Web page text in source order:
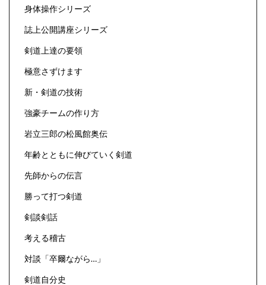
身体操作シリーズ
誌上公開講座シリーズ
剣道上達の要領
極意さずけます
新・剣道の技術
強豪チームの作り方
岩立三郎の松風館奥伝
年齢とともに伸びていく剣道
先師からの伝言
勝って打つ剣道
剣談剣話
考える稽古
対談「卒爾ながら…」
剣道自分史